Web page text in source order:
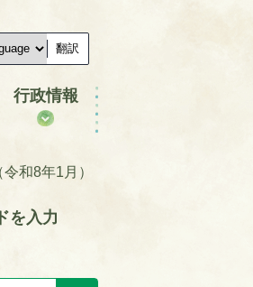
翻訳
行政情報
和8年1月）
を入力